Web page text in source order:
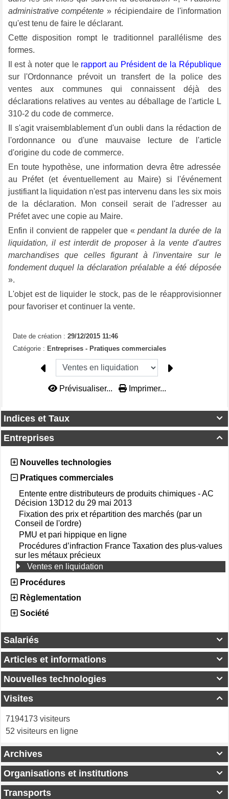

Indices et Taux

Entreprises
Nouvelles technologies
Pratiques commerciales
Entente entre distributeurs de produits chimiques - AC
Décision 13D12 du 29 mai 2013
Fixation des prix et répartition des marchés (par un
Conseil de l'ordre)
PMU et pari hippique en ligne
Procédures d’infraction France Taxation des plus-values
sur les métaux précieux
Ventes en liquidation
Procédures
Règlementation
Société

Salariés

Articles et informations

Nouvelles technologies

Visites
7194173 visiteurs
52 visiteurs en ligne
administrative compétente » récipiendaire de l'information
qu'est tenu de faire le déclarant.
Cette disposition rompt le traditionnel parallélisme des
formes.
Il est à noter que le rapport au Président de la République
sur l'Ordonnance prévoit un transfert de la police des
ventes aux communes qui connaissent déjà des
déclarations relatives au ventes au déballage de l'article L
310-2 du code de commerce.
Il s'agit vraisemblablement d'un oubli dans la rédaction de
l'ordonnance ou d'une mauvaise lecture de l'article
d'origine du code de commerce.
En toute hypothèse, une information devra être adressée
au Préfet (et éventuellement au Maire) si l'événement
justifiant la liquidation n'est pas intervenu dans les six mois
de la déclaration. Mon conseil serait de l'adresser au
Préfet avec une copie au Maire.
Enfin il convient de rappeler que «pendant la durée de la
liquidation, il est interdit de proposer à la vente d'autres
marchandises que celles figurant à l'inventaire sur le
fondement duquel la déclaration préalable a été déposée
».
L'objet est de liquider le stock, pas de le réapprovisionner
pour favoriser et continuer la vente.
Date de création : 29/12/2015 11:46
Catégorie : Entreprises - Pratiques commerciales
Prévisualiser... Imprimer...

Archives

Organisations et institutions

Transports